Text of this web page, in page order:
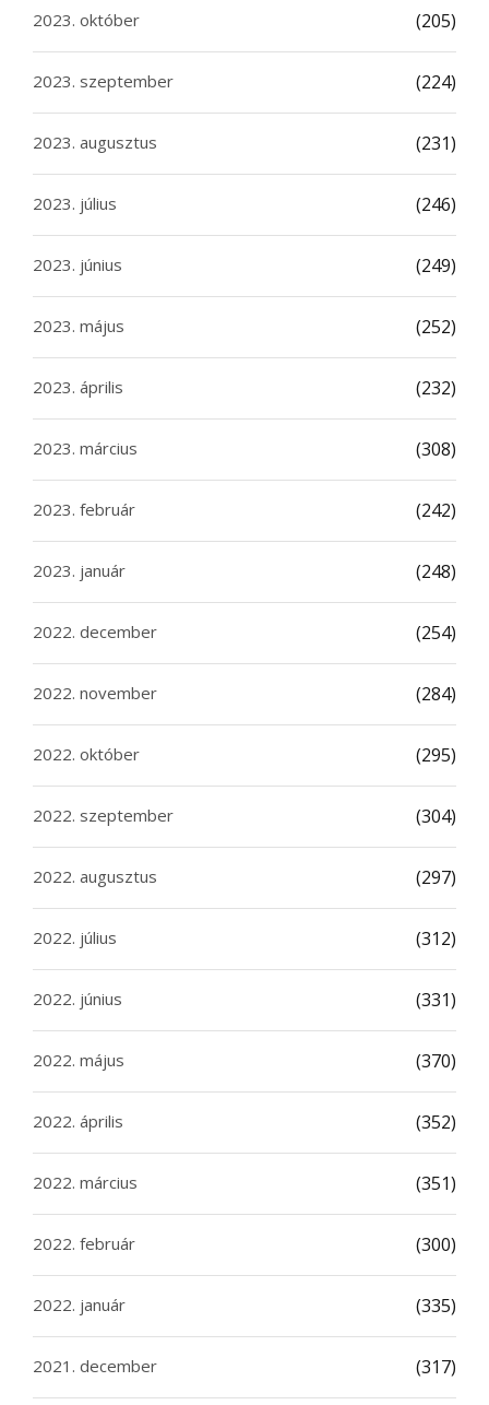
2023. október (205)
2023. szeptember (224)
2023. augusztus (231)
2023. július (246)
2023. június (249)
2023. május (252)
2023. április (232)
2023. március (308)
2023. február (242)
2023. január (248)
2022. december (254)
2022. november (284)
2022. október (295)
2022. szeptember (304)
2022. augusztus (297)
2022. július (312)
2022. június (331)
2022. május (370)
2022. április (352)
2022. március (351)
2022. február (300)
2022. január (335)
2021. december (317)